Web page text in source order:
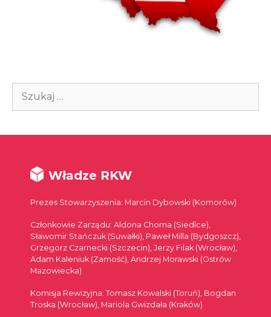
Szukaj:
Władze RKW
Prezes Stowarzyszenia: Marcin Dybowski (Komorów)
Członkowie Zarządu: Aldona Choma (Siedlce),
Sławomir Stańczuk (Suwałki), Paweł Milla (Bydgoszcz),
Grzegorz Czarnecki (Szczecin), Jerzy Filak (Wrocław),
Adam Kaleniuk (Zamość), Andrzej Morawski (Ostrów
Mazowiecka)
Komisja Rewizyjna: Tomasz Kowalski (Toruń), Bogdan
Troska (Wrocław), Mariola Gwizdała (Kraków)